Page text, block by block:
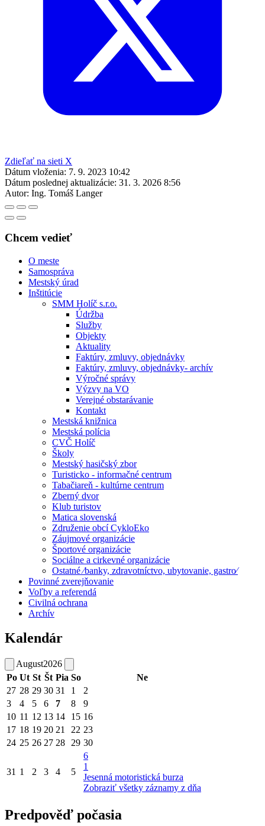
Zdieľať na sieti X
Dátum vloženia: 7. 9. 2023 10:42
Dátum poslednej aktualizácie: 31. 3. 2026 8:56
Autor: Ing. Tomáš Langer
Chcem vedieť
O meste
Samospráva
Mestský úrad
Inštitúcie
SMM Holíč s.r.o.
Údržba
Služby
Objekty
Aktuality
Faktúry, zmluvy, objednávky
Faktúry, zmluvy, objednávky- archív
Výročné správy
Výzvy na VO
Verejné obstarávanie
Kontakt
Mestská knižnica
Mestská polícia
CVČ Holíč
Školy
Mestský hasičský zbor
Turisticko - informačné centrum
Tabačiareň - kultúrne centrum
Zberný dvor
Klub turistov
Matica slovenská
Združenie obcí CykloEko
Záujmové organizácie
Športové organizácie
Sociálne a cirkevné organizácie
Ostatné ⁄banky, zdravotníctvo, ubytovanie, gastro⁄
Povinné zverejňovanie
Voľby a referendá
Civilná ochrana
Archív
Kalendár
August2026
Po Ut St Št Pia So
Ne
27 28 29 30 31 1
2
3
4 5 6 7 8
9
10 11 12 13 14 15 16
17 18 19 20 21 22 23
24 25 26 27 28 29 30
31 1 2 3 4 5
6
1
Jesenná motoristická burza
Zobraziť všetky záznamy z dňa
Predpověď počasia